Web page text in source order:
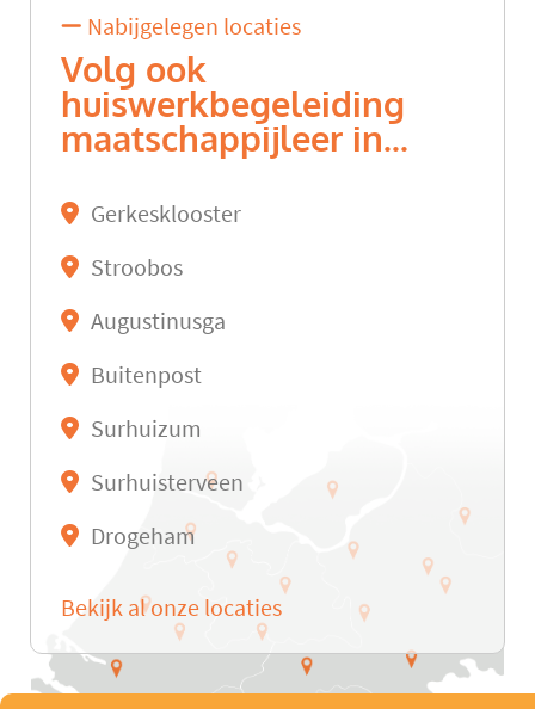
Nabijgelegen locaties
Volg ook
huiswerkbegeleiding
maatschappijleer in...
Gerkesklooster
Stroobos
Augustinusga
Buitenpost
Surhuizum
Surhuisterveen
Drogeham
Bekijk al onze locaties